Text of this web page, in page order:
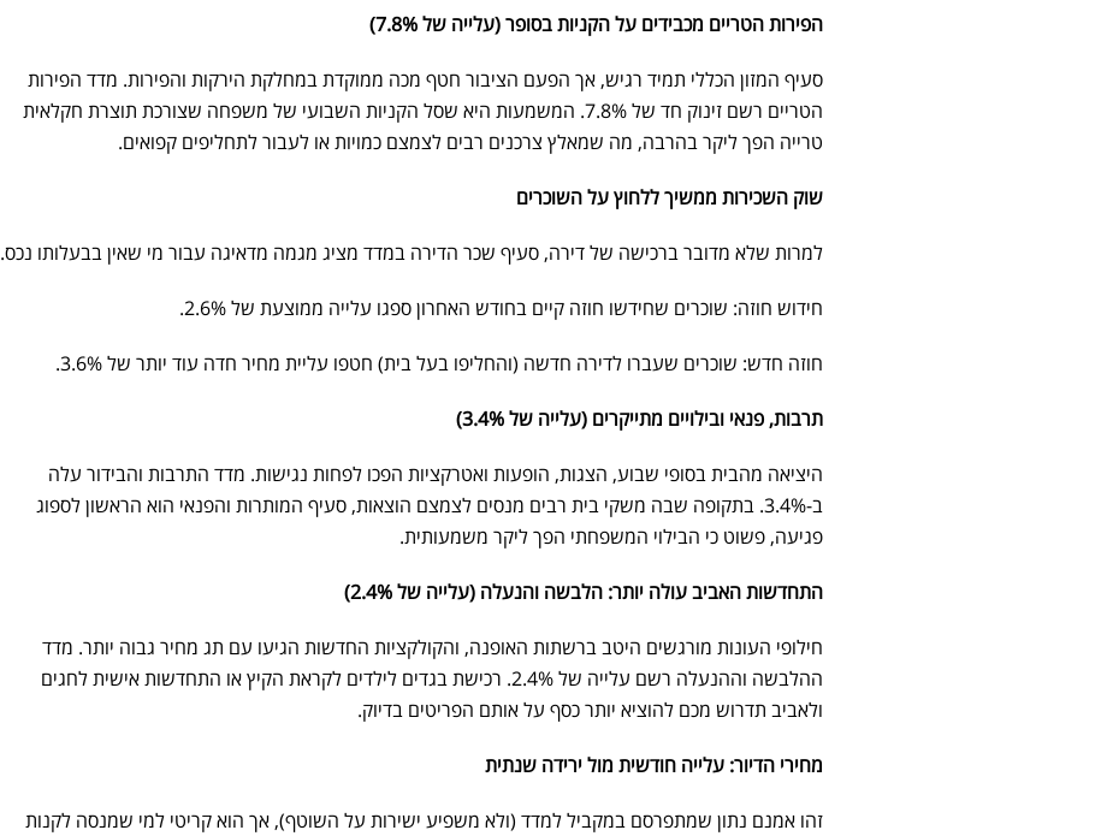
הפירות הטריים מכבידים על הקניות בסופר (עלייה של 7.8%)
סעיף המזון הכללי תמיד רגיש, אך הפעם הציבור חטף מכה ממוקדת במחלקת הירקות והפירות. מדד הפירות
הטריים רשם זינוק חד של 7.8%. המשמעות היא שסל הקניות השבועי של משפחה שצורכת תוצרת חקלאית
טרייה הפך ליקר בהרבה, מה שמאלץ צרכנים רבים לצמצם כמויות או לעבור לתחליפים קפואים.
שוק השכירות ממשיך ללחוץ על השוכרים
למרות שלא מדובר ברכישה של דירה, סעיף שכר הדירה במדד מציג מגמה מדאיגה עבור מי שאין בבעלותו נכס.
חידוש חוזה: שוכרים שחידשו חוזה קיים בחודש האחרון ספגו עלייה ממוצעת של 2.6%.
חוזה חדש: שוכרים שעברו לדירה חדשה (והחליפו בעל בית) חטפו עליית מחיר חדה עוד יותר של 3.6%.
תרבות, פנאי ובילויים מתייקרים (עלייה של 3.4%)
היציאה מהבית בסופי שבוע, הצגות, הופעות ואטרקציות הפכו לפחות נגישות. מדד התרבות והבידור עלה
ב-3.4%. בתקופה שבה משקי בית רבים מנסים לצמצם הוצאות, סעיף המותרות והפנאי הוא הראשון לספוג
פגיעה, פשוט כי הבילוי המשפחתי הפך ליקר משמעותית.
התחדשות האביב עולה יותר: הלבשה והנעלה (עלייה של 2.4%)
חילופי העונות מורגשים היטב ברשתות האופנה, והקולקציות החדשות הגיעו עם תג מחיר גבוה יותר. מדד
ההלבשה וההנעלה רשם עלייה של 2.4%. רכישת בגדים לילדים לקראת הקיץ או התחדשות אישית לחגים
ולאביב תדרוש מכם להוציא יותר כסף על אותם הפריטים בדיוק.
מחירי הדיור: עלייה חודשית מול ירידה שנתית
זהו אמנם נתון שמתפרסם במקביל למדד (ולא משפיע ישירות על השוטף), אך הוא קריטי למי שמנסה לקנות